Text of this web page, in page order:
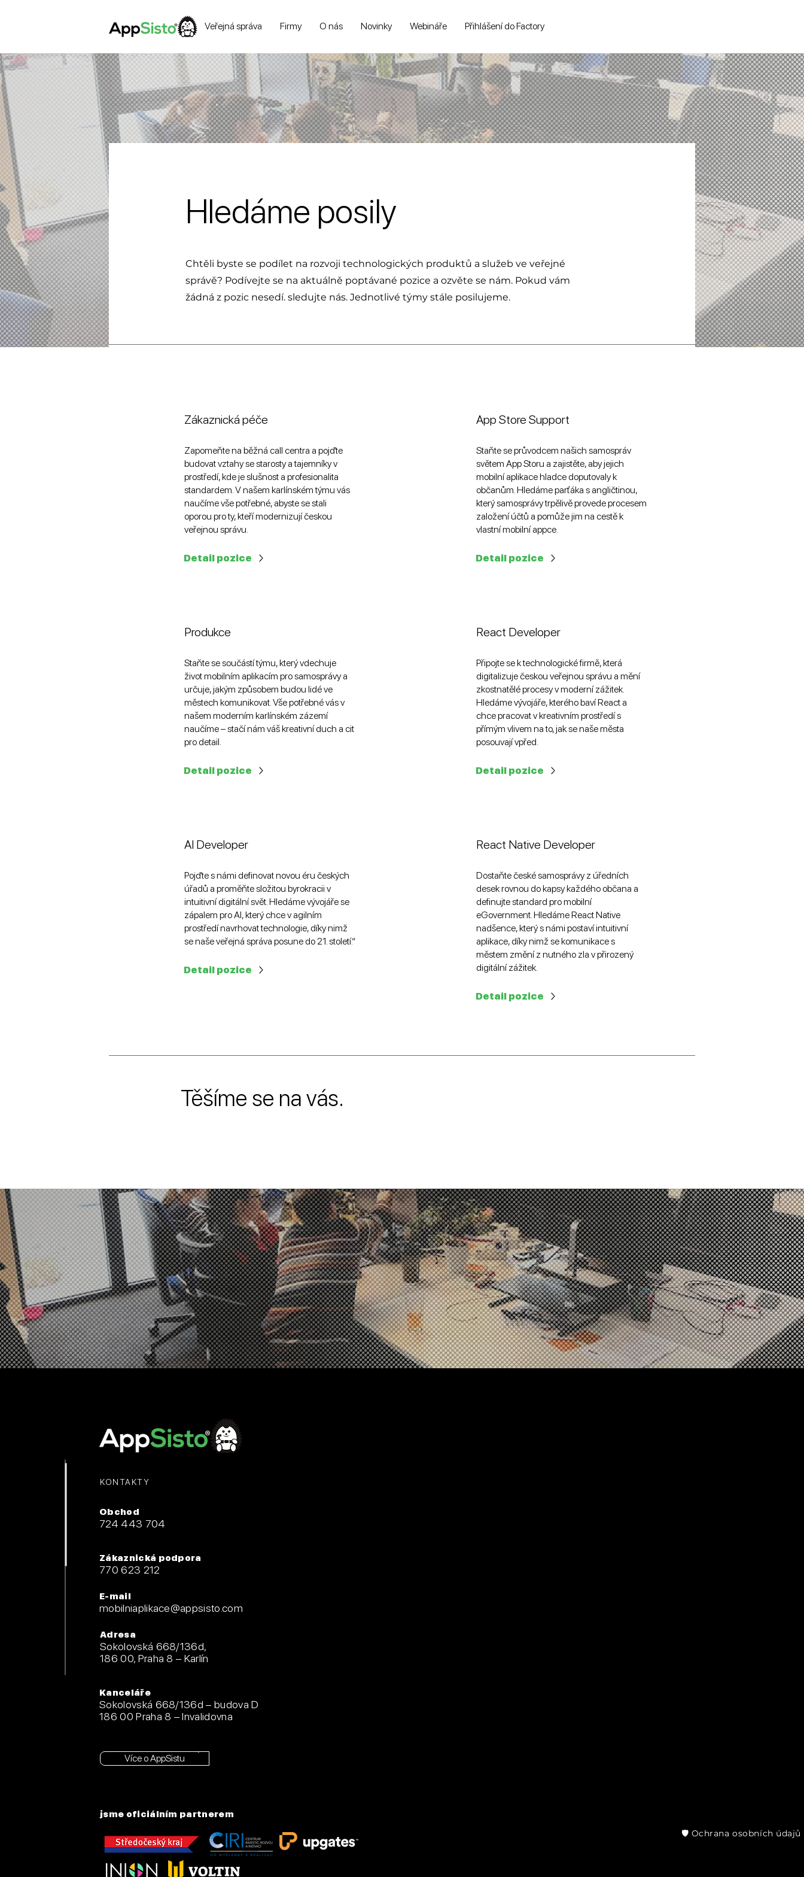
Veřejná správa Firmy O nás Novinky Webináře Přihlášení do Factory
Hledáme posily
Chtěli byste se podílet na rozvoji technologických produktů a služeb ve veřejné
správě? Podívejte se na aktuálně poptávané pozice a ozvěte se nám. Pokud vám
žádná z pozic nesedí. sledujte nás. Jednotlivé týmy stále posilujeme.
Zákaznická péče
Zapomeňte na běžná call centra a pojďte
budovat vztahy se starosty a tajemníky v
prostředí, kde je slušnost a profesionalita
standardem. V našem karlínském týmu vás
naučíme vše potřebné, abyste se stali
oporou pro ty, kteří modernizují českou
veřejnou správu.
Detail pozice
Produkce
Staňte se součástí týmu, který vdechuje
život mobilním aplikacím pro samosprávy a
určuje, jakým způsobem budou lidé ve
městech komunikovat. Vše potřebné vás v
našem moderním karlínském zázemí
naučíme – stačí nám váš kreativní duch a cit
pro detail.
Detail pozice
AI Developer
Pojďte s námi definovat novou éru českých
úřadů a proměňte složitou byrokracii v
intuitivní digitální svět. Hledáme vývojáře se
zápalem pro AI, který chce v agilním
prostředí navrhovat technologie, díky nimž
se naše veřejná správa posune do 21. století.“
Detail pozice
App Store Support
Staňte se průvodcem našich samospráv
světem App Storu a zajistěte, aby jejich
mobilní aplikace hladce doputovaly k
občanům. Hledáme parťáka s angličtinou,
který samosprávy trpělivě provede procesem
založení účtů a pomůže jim na cestě k
vlastní mobilní appce.
Detail pozice
React Developer
Připojte se k technologické firmě, která
digitalizuje českou veřejnou správu a mění
zkostnatělé procesy v moderní zážitek.
Hledáme vývojáře, kterého baví React a
chce pracovat v kreativním prostředí s
přímým vlivem na to, jak se naše města
posouvají vpřed.
Detail pozice
React Native Developer
Dostaňte české samosprávy z úředních
desek rovnou do kapsy každého občana a
definujte standard pro mobilní
eGovernment. Hledáme React Native
nadšence, který s námi postaví intuitivní
aplikace, díky nimž se komunikace s
městem změní z nutného zla v přirozený
digitální zážitek.
Detail pozice
Těšíme se na vás.
KONTAKTY
Obchod
724 443 704
Zákaznická podpora
770 623 212
E-mail
mobilniaplikace@appsisto.com
Adresa
Sokolovská 668/136d,
186 00, Praha 8 – Karlín
Kanceláře
Sokolovská 668/136d – budova D
186 00 Praha 8 – Invalidovna
Více o AppSistu
jsme oficiálním partnerem
🛡️ Ochrana osobních údajů